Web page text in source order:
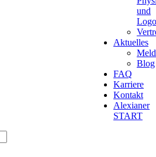
und
Aktuelles
Blog
FAQ
Karriere
Kontakt
Alexianer
START